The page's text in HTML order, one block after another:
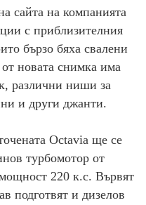
сайта на компанията
с приблизителния
бързо бяха свалени
новата снимка има
различни ниши за
и други джанти.
Octavia ще се
турбомотор от
220 к.с. Вървят
подготвят и дизелов